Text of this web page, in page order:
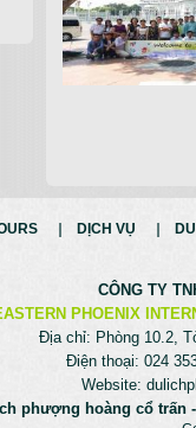
DỊCH VỤ
CÔNG TY
PHOENIX
Địa chỉ: Phòng 10.2,
Điện thoại: 024
Website:
phượng hoàng cổ trấn -